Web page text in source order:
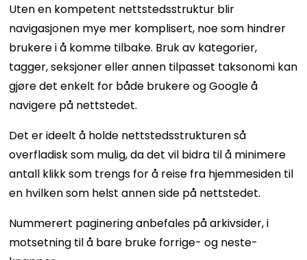
Uten en kompetent nettstedsstruktur blir
navigasjonen mye mer komplisert, noe som hindrer
brukere i å komme tilbake. Bruk av kategorier,
tagger, seksjoner eller annen tilpasset taksonomi kan
gjøre det enkelt for både brukere og Google å
navigere på nettstedet.
Det er ideelt å holde nettstedsstrukturen så
overfladisk som mulig, da det vil bidra til å minimere
antall klikk som trengs for å reise fra hjemmesiden til
en hvilken som helst annen side på nettstedet.
Nummerert paginering anbefales på arkivsider, i
motsetning til å bare bruke forrige- og neste-